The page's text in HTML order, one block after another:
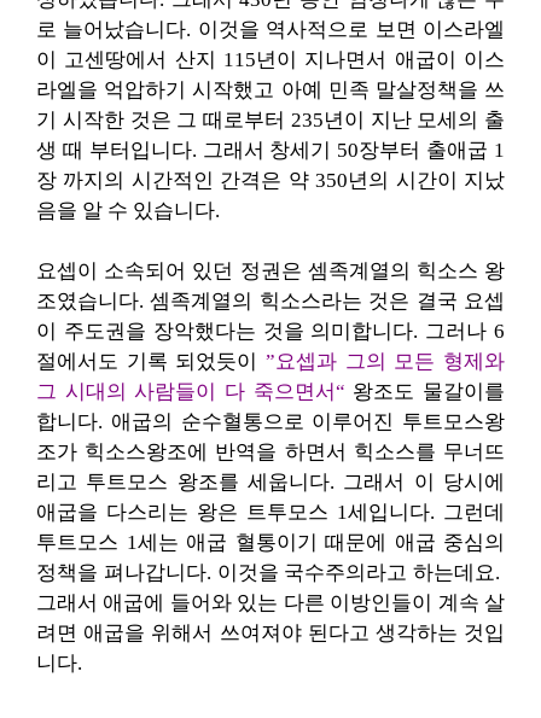
로 늘어났습니다. 이것을 역사적으로 보면 이스라엘
이 고센땅에서 산지 115년이 지나면서 애굽이 이스
라엘을 억압하기 시작했고 아예 민족 말살정책을 쓰
기 시작한 것은 그 때로부터 235년이 지난 모세의 출
생 때 부터입니다. 그래서 창세기 50장부터 출애굽 1
장 까지의 시간적인 간격은 약 350년의 시간이 지났
음을 알 수 있습니다.
요셉이 소속되어 있던 정권은 셈족계열의 힉소스 왕
조였습니다. 셈족계열의 힉소스라는 것은 결국 요셉
이 주도권을 장악했다는 것을 의미합니다. 그러나 6
절에서도 기록 되었듯이 ”요셉과 그의 모든 형제와
그 시대의 사람들이 다 죽으면서“ 왕조도 물갈이를
합니다. 애굽의 순수혈통으로 이루어진 투트모스왕
조가 힉소스왕조에 반역을 하면서 힉소스를 무너뜨
리고 투트모스 왕조를 세웁니다. 그래서 이 당시에
애굽을 다스리는 왕은 트투모스 1세입니다. 그런데
투트모스 1세는 애굽 혈통이기 때문에 애굽 중심의
정책을 펴나갑니다. 이것을 국수주의라고 하는데요.
그래서 애굽에 들어와 있는 다른 이방인들이 계속 살
려면 애굽을 위해서 쓰여져야 된다고 생각하는 것입
니다.